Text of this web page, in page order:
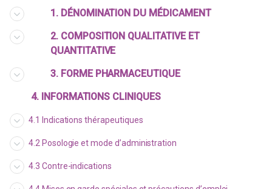
1. DÉNOMINATION DU MÉDICAMENT
2. COMPOSITION QUALITATIVE ET
QUANTITATIVE
3. FORME PHARMACEUTIQUE
4. INFORMATIONS CLINIQUES
4.1 Indications thérapeutiques
4.2 Posologie et mode d’administration
4.3 Contre-indications